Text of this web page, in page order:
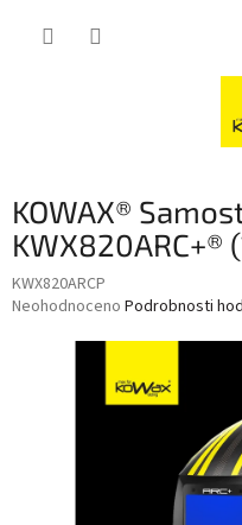
KOWAX®
KWX820ARC+®
KWX820ARCP
Průměrné
Neohodnoceno Podrobnosti